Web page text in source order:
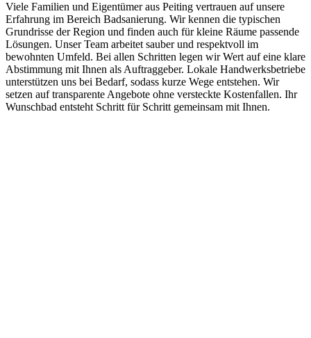
Viele Familien und Eigentümer aus Peiting vertrauen auf unsere
Erfahrung im Bereich Badsanierung. Wir kennen die typischen
Grundrisse der Region und finden auch für kleine Räume passende
Lösungen. Unser Team arbeitet sauber und respektvoll im
bewohnten Umfeld. Bei allen Schritten legen wir Wert auf eine klare
Abstimmung mit Ihnen als Auftraggeber. Lokale Handwerksbetriebe
unterstützen uns bei Bedarf, sodass kurze Wege entstehen. Wir
setzen auf transparente Angebote ohne versteckte Kostenfallen. Ihr
Wunschbad entsteht Schritt für Schritt gemeinsam mit Ihnen.